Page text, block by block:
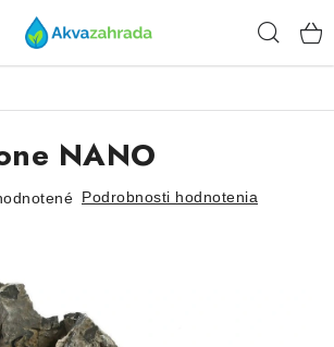
NANO
Podrobnosti hodnotenia